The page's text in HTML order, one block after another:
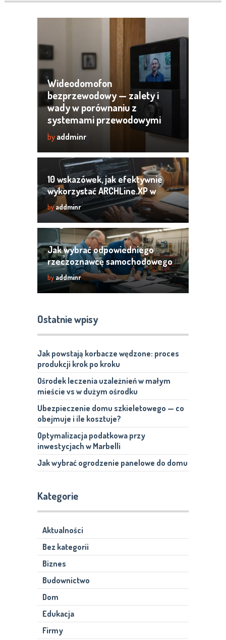
Wideodomofon
bezprzewodowy — zalety i
wady w porównaniu z
systemami przewodowymi
by addminr
10 wskazówek, jak efektywnie
wykorzystać ARCHLine.XP w
codziennej pracy
byaddminr
Jak wybrać odpowiedniego
rzeczoznawcę samochodowego
– kluczowe kryteria i wskazówki
by addminr
Ostatnie wpisy
Jak powstają korbacze wędzone: proces
produkcji krok po kroku
Ośrodek leczenia uzależnień w małym
mieście vs w dużym ośrodku
Ubezpieczenie domu szkieletowego — co
obejmuje i ile kosztuje?
Optymalizacja podatkowa przy
inwestycjach w Marbelli
Jak wybrać ogrodzenie panelowe do domu
Kategorie
Aktualności
Bez kategorii
Biznes
Budownictwo
Dom
Edukacja
Firmy